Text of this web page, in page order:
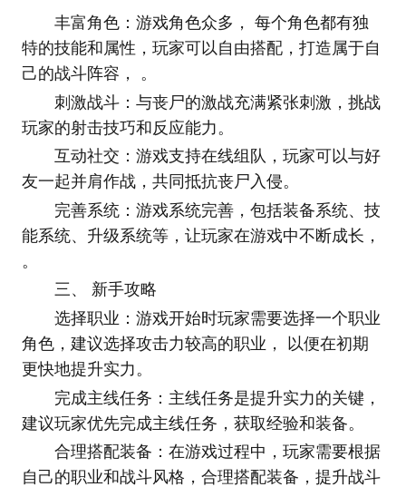
丰富角色：游戏角色众多， 每个角色都有独
特的技能和属性，玩家可以自由搭配，打造属于自
己的战斗阵容， 。
刺激战斗：与丧尸的激战充满紧张刺激，挑战
玩家的射击技巧和反应能力。
互动社交：游戏支持在线组队，玩家可以与好
友一起并肩作战，共同抵抗丧尸入侵。
完善系统：游戏系统完善，包括装备系统、技
能系统、升级系统等，让玩家在游戏中不断成长，
。
三、 新手攻略
选择职业：游戏开始时玩家需要选择一个职业
角色，建议选择攻击力较高的职业， 以便在初期
更快地提升实力。
完成主线任务：主线任务是提升实力的关键，
建议玩家优先完成主线任务，获取经验和装备。
合理搭配装备：在游戏过程中，玩家需要根据
自己的职业和战斗风格，合理搭配装备，提升战斗